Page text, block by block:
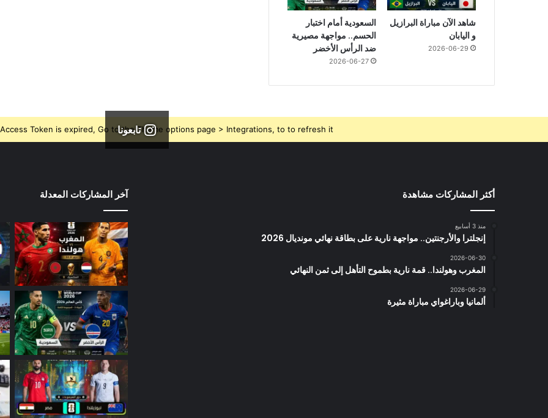
شاهد الآن مباراة البرازيل
و اليابان
2026-06-29
السعودية أمام اختبار
الحسم.. مواجهة مصيرية
ضد الرأس الأخضر
2026-06-27
تابعونا
Token is expired, Go to the Theme options page > Integrations, to to refresh it.
أكثر المشاركات مشاهدة
منذ 3 أسابيع
إنجلترا والأرجنتين.. مواجهة نارية على بطاقة نهائي مونديال 2026
2026-06-30
المغرب وهولندا.. قمة نارية بطموح التأهل إلى ثمن النهائي
2026-06-29
ألمانيا وباراغواي مباراة مثيرة
آخر المشاركات المعدلة